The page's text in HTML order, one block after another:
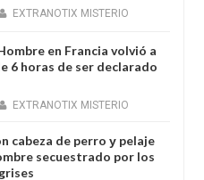
EXTRANOTIX MISTERIO
en Francia volvió a
6 horas de ser declarado
EXTRANOTIX MISTERIO
cabeza de perro у pelaje
secuestrado por los